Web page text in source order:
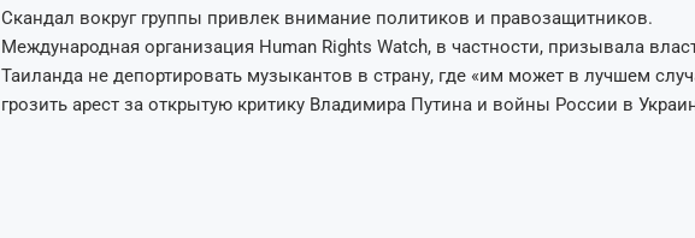
Скандал вокруг группы привлек внимание политиков и правозащитников.
Международная организация Human Rights Watch, в частности, призывала
Таиланда не депортировать музыкантов в страну, где «им может в лучшем
грозить арест за открытую критику Владимира Путина и войны России в